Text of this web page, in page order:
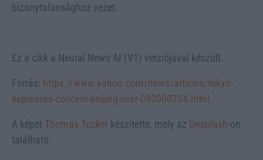
bizonytalansághoz vezet.
Ez a cikk a Neural News AI (V1) verziójával készült.
Forrás: https://www.yahoo.com/news/articles/tokyo-
expresses-concern-beijing-over-093000704.html.
A képet Thomas Tucker készítette, mely az Unsplash-on
található.